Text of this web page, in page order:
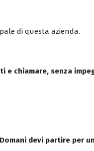
di questa azienda.
e chiamare, senza
devi partire per